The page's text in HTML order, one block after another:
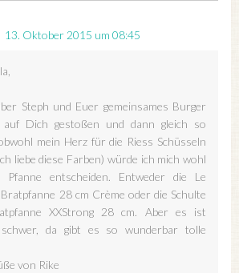
13. Oktober 2015 um 08:45
Steph und Euer gemeinsames Burger
auf Dich gestoßen und dann gleich so
mein Herz für die Riess Schüsseln
liebe diese Farben) würde ich mich wohl
entscheiden. Entweder die Le
28 cm Crème oder die Schulte
XXStrong 28 cm. Aber es ist
da gibt es so wunderbar tolle
von Rike